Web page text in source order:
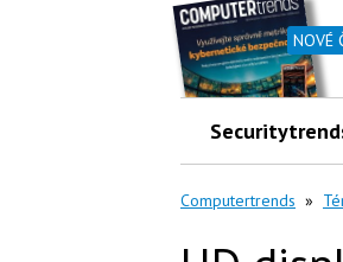
NOVÉ
Computertrends »